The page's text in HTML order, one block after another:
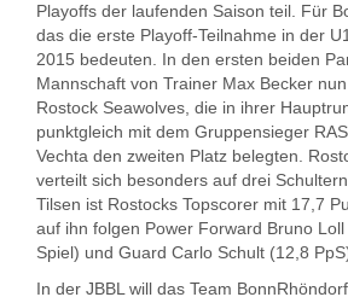
Playoffs der laufenden Saison teil. Für
das die erste Playoff-Teilnahme in der
2015 bedeuten. In den ersten beiden
Mannschaft von Trainer Max Becker
Rostock Seawolves, die in ihrer
punktgleich mit dem Gruppensieger
Vechta den zweiten Platz belegten.
verteilt sich besonders auf drei
Tilsen ist Rostocks Topscorer mit 17,7
auf ihn folgen Power Forward Bruno
Spiel) und Guard Carlo Schult (12,8
In der JBBL will das Team